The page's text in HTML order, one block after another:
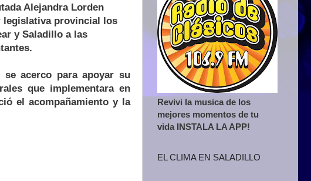
Alejandra Lorden
legislativa provincial los
y Saladillo a las
acerco para apoyar su
que implementara en
el acompañamiento y la
Revivi la musica de los
mejores momentos de tu
vida INSTALA LA APP!
EL CLIMA EN SALADILLO